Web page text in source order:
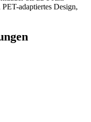
adaptiertes Design,